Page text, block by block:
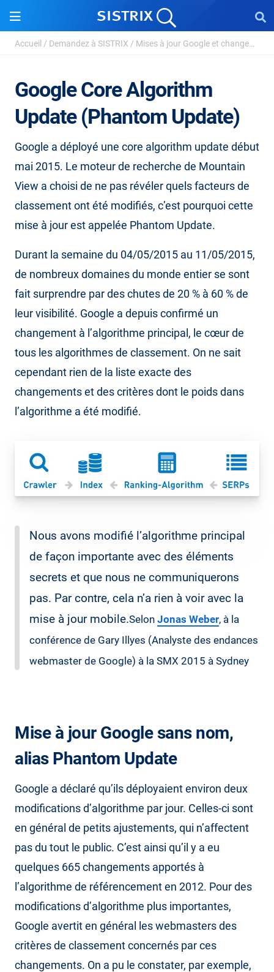
Accueil / Demandez à SISTRIX / Mises à jour Google et changements d’algorithme...
Google Core Algorithm
Update (Phantom Update)
Google a déployé une core algorithm update début
mai 2015. Le moteur de recherche de Mountain
View a choisi de ne pas révéler quels facteurs de
classement ont été modifiés, c’est pourquoi cette
mise à jour est appelée Phantom Update.
Durant la semaine du 04/05/2015 au 11/05/2015,
de nombreux domaines du monde entier se sont
fait surprendre par des chutes de 20 % à 60 % de
leur visibilité. Google a depuis confirmé un
changement à l’algorithme principal, le cœur de
tous les algorithmes de classement. On ne sait
cependant rien de la liste exacte des
changements et des critères dont le poids dans
l’algorithme a été modifié.
Nous avons modifié l’algorithme principal
de façon importante avec des éléments
secrets et que nous ne communiquerons
pas. Par contre, cela n’a rien à voir avec la
mise à jour mobile.Selon Jonas Weber, à la
conférence de Gary Illyes (Analyste des endances
webmaster de Google) à la SMX 2015 à Sydney
Mise à jour Google sans nom,
alias Phantom Update
Google a déclaré qu’ils déployaient environ deux
modifications d’algorithme par jour. Celles-ci sont
en général de petits ajustements, qui n’affectent
pas du tout le public. C’est ainsi qu’il y a eu
quelques 665 changements apportés à
l’algorithme de référencement en 2012. Pour des
modifications d’algorithme plus importantes,
Google avertit en général les webmasters des
critères de classement concernés par ces
changements. On a pu le constater, par exemple,